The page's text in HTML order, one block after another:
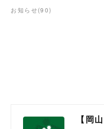
お知らせ(90)